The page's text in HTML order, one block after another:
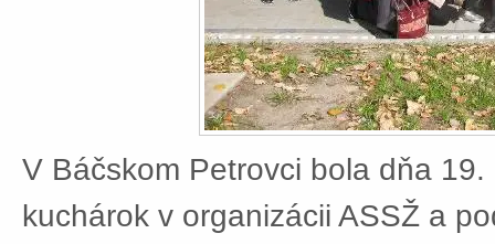
V Báčskom Petrovci bola dňa
kuchárok v organizácii ASSŽ a